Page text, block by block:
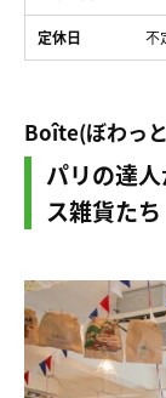
定休日 不
Boîte(ぼわっ
パリの達
ス雑貨たち